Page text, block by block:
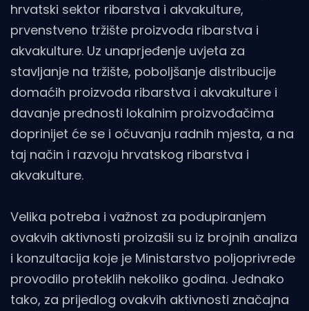
hrvatski sektor ribarstva i akvakulture,
prvenstveno tržište proizvoda ribarstva i
akvakulture. Uz unaprjeđenje uvjeta za
stavljanje na tržište, poboljšanje distribucije
domaćih proizvoda ribarstva i akvakulture i
davanje prednosti lokalnim proizvođačima
doprinijet će se i očuvanju radnih mjesta, a na
taj način i razvoju hrvatskog ribarstva i
akvakulture.
Velika potreba i važnost za podupiranjem
ovakvih aktivnosti proizašli su iz brojnih analiza
i konzultacija koje je Ministarstvo poljoprivrede
provodilo proteklih nekoliko godina. Jednako
tako, za prijedlog ovakvih aktivnosti značajna